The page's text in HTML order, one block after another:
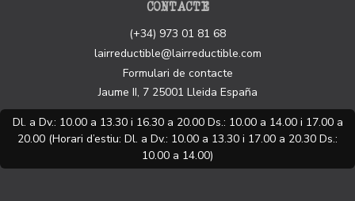
CONTACTE
(+34) 973 01 81 68
lairreductible@lairreductible.com
Formulari de contacte
Jaume II, 7 25001 Lleida España
Dl. a Dv.: 10.00 a 13.30 i 16.30 a 20.00 Ds.: 10.00 a 14.00 i 17.00 a
20.00 (Horari d’estiu: Dl. a Dv.: 10.00 a 13.30 i 17.00 a 20.30 Ds.:
10.00 a 14.00)